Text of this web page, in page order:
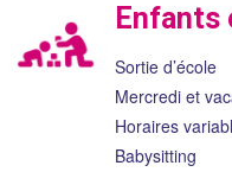
Enfants
Sortie d’école
Mercredi et
Horaires
Babysitting